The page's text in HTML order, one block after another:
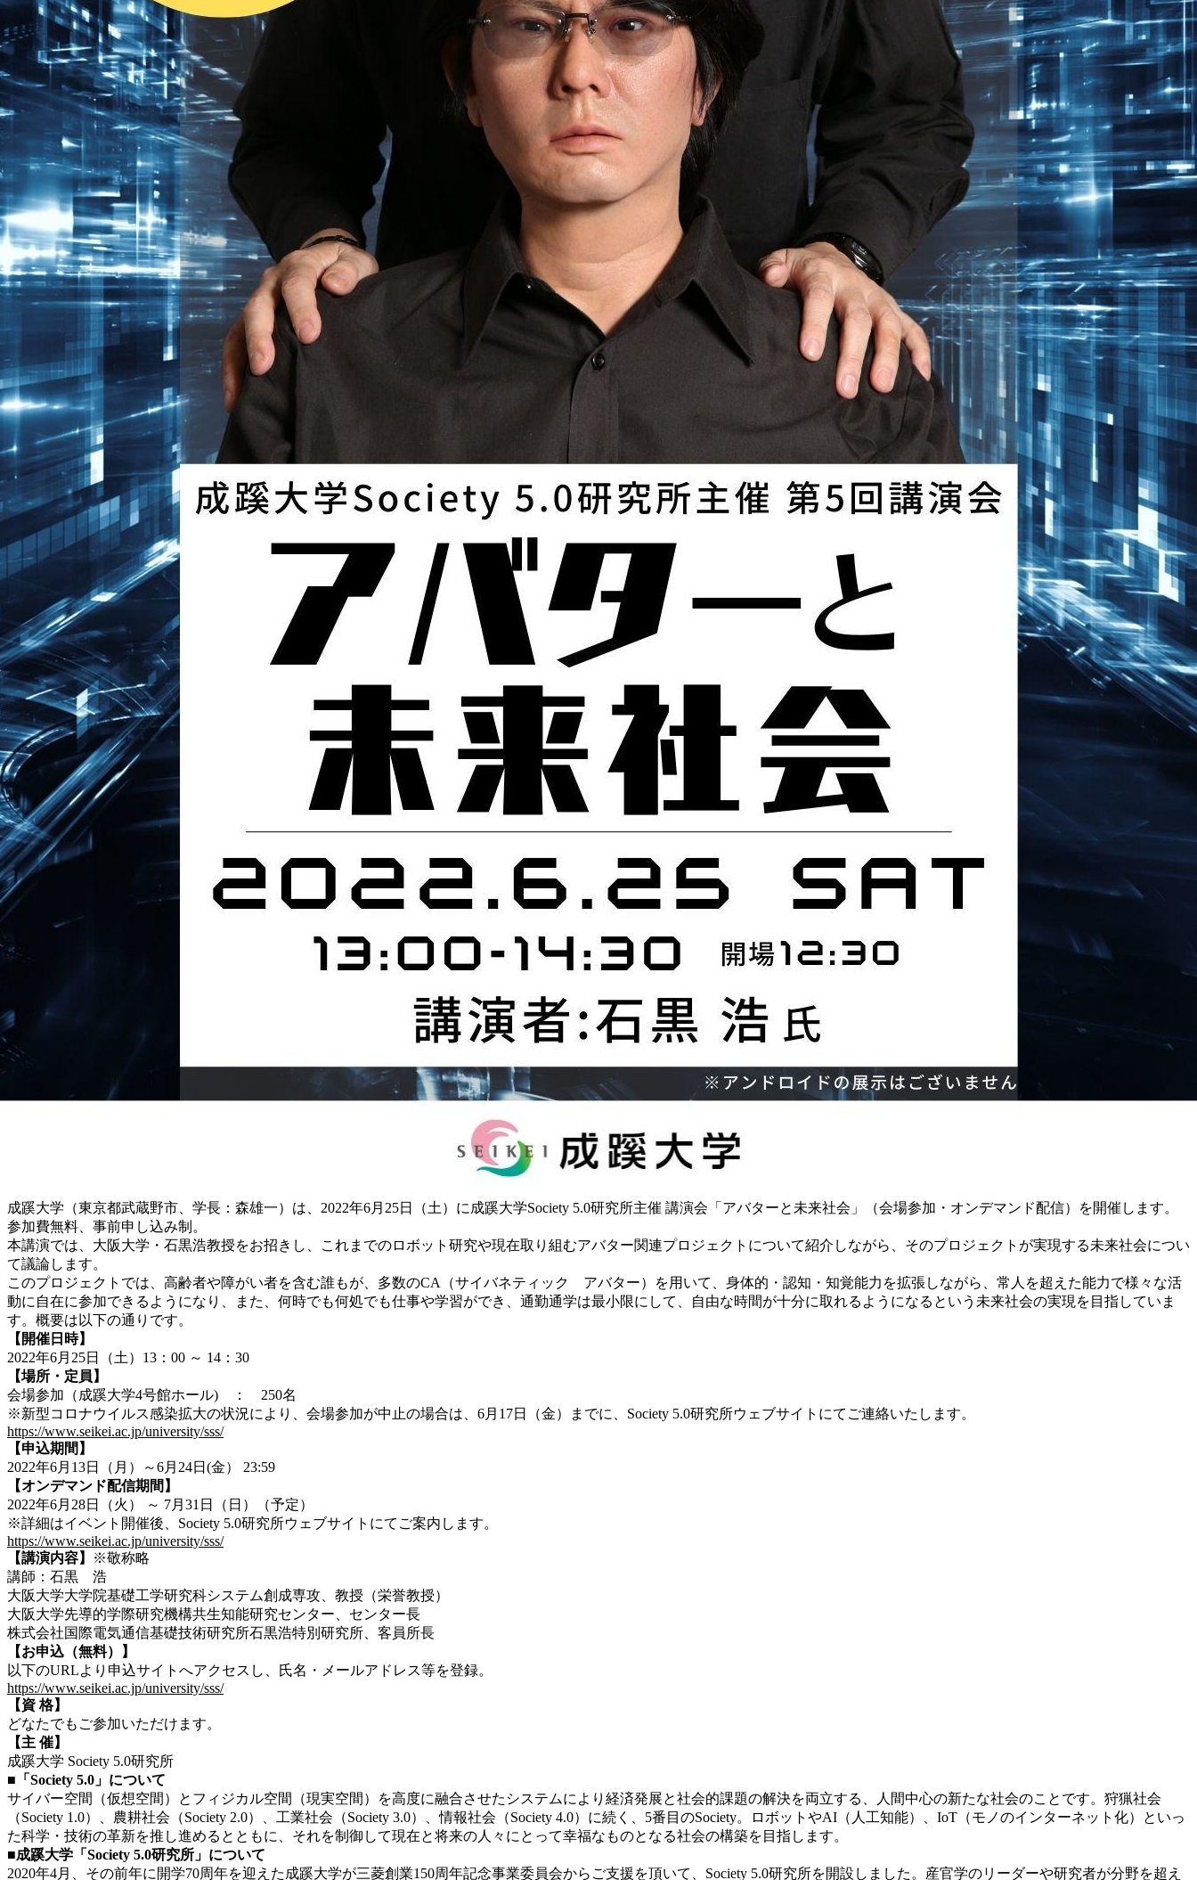
成蹊大学（東京都武蔵野市、学長：森雄一）は、2022年6月25日（土）に成蹊大学Society 5.0研究所主催 講演会「アバターと未来社会」（会場参加・オンデマンド配信）を開催します。
参加費無料、事前申し込み制。
本講演では、大阪大学・石黒浩教授をお招きし、これまでのロボット研究や現在取り組むアバター関連プロジェクトについて紹介しながら、そのプロジェクトが実現する未来社会につい
て議論します。
このプロジェクトでは、高齢者や障がい者を含む誰もが、多数のCA（サイバネティック アバター）を用いて、身体的・認知・知覚能力を拡張しながら、常人を超えた能力で様々な活
動に自在に参加できるようになり、また、何時でも何処でも仕事や学習ができ、通勤通学は最小限にして、自由な時間が十分に取れるようになるという未来社会の実現を目指していま
す。概要は以下の通りです。
【開催日時】
2022年6月25日（土）13：00 ～ 14：30
【場所・定員】
会場参加（成蹊大学4号館ホール) ： 250名
※新型コロナウイルス感染拡大の状況により、会場参加が中止の場合は、6月17日（金）までに、Society 5.0研究所ウェブサイトにてご連絡いたします。
https://www.seikei.ac.jp/university/sss/
【申込期間】
2022年6月13日（月）～6月24日(金） 23:59
【オンデマンド配信期間】
2022年6月28日（火） ～ 7月31日（日）（予定）
※詳細はイベント開催後、Society 5.0研究所ウェブサイトにてご案内します。
https://www.seikei.ac.jp/university/sss/
【講演内容】
※敬称略
講師：石黒 浩
大阪大学大学院基礎工学研究科システム創成専攻、教授（栄誉教授）
大阪大学先導的学際研究機構共生知能研究センター、センター長
株式会社国際電気通信基礎技術研究所石黒浩特別研究所、客員所長
【お申込（無料）】
以下のURLより申込サイトへアクセスし、氏名・メールアドレス等を登録。
https://www.seikei.ac.jp/university/sss/
【資 格】
どなたでもご参加いただけます。
【主 催】
成蹊大学 Society 5.0研究所
■「Society 5.0」について
サイバー空間（仮想空間）とフィジカル空間（現実空間）を高度に融合させたシステムにより経済発展と社会的課題の解決を両立する、人間中心の新たな社会のことです。狩猟社会
（Society 1.0）、農耕社会（Society 2.0）、工業社会（Society 3.0）、情報社会（Society 4.0）に続く、5番目のSociety。ロボットやAI（人工知能）、IoT（モノのインターネット化）といっ
た科学・技術の革新を推し進めるとともに、それを制御して現在と将来の人々にとって幸福なものとなる社会の構築を目指します。
■成蹊大学「Society 5.0研究所」について
2020年4月、その前年に開学70周年を迎えた成蹊大学が三菱創業150周年記念事業委員会からご支援を頂いて、Society 5.0研究所を開設しました。産官学のリーダーや研究者が分野を超え